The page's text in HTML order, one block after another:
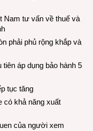
Nam tư vấn về thuế và
phải phủ rộng khắp và
áp dụng bảo hành 5
tục tăng
có khả năng xuất
của người xem